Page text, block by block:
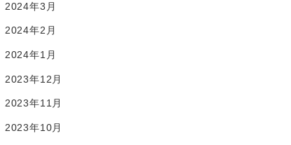
2024年3月
2024年2月
2024年1月
2023年12月
2023年11月
2023年10月